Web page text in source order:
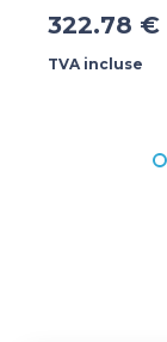
322.78 €
TVA incluse